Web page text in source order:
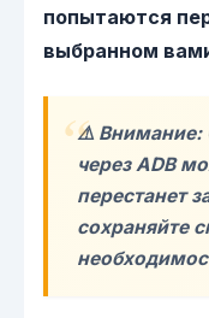
попытаются
выбранном
⚠️ Внимание:
через ADB
перестанет
сохраняйте